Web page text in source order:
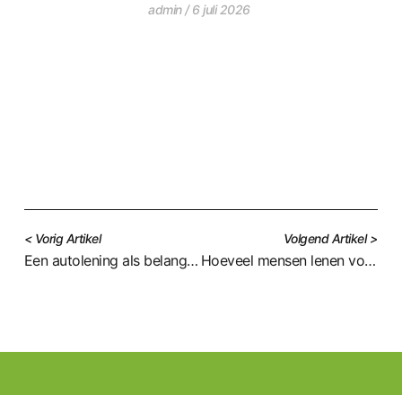
admin 6 juli 2026
< Vorig Artikel
Een autolening als belangrijke financiële stap in jouw toekomst
Volgend Artikel >
Hoeveel mensen lenen voor een auto? Dit zeggen de cijfers